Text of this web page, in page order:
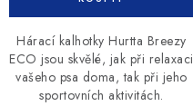
Hárací kalhotky Hurtta Breezy
ECO jsou skvělé, jak při relaxaci
vašeho psa doma, tak při jeho
sportovních aktivitách.